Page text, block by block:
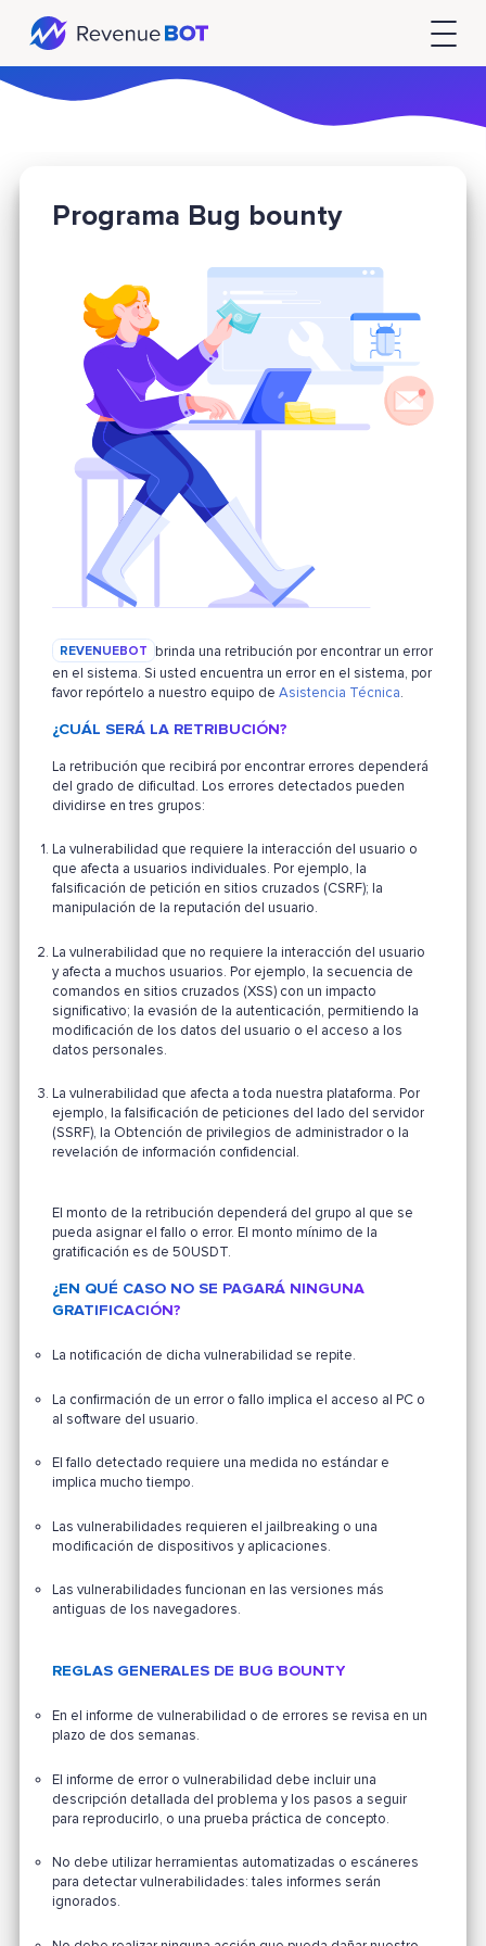
Programa Bug bounty
REVENUEBOT
brinda una retribución por encontrar un error
en el sistema. Si usted encuentra un error en el sistema, por
favor repórtelo a nuestro equipo de Asistencia Técnica.
¿CUÁL SERÁ LA RETRIBUCIÓN?
La retribución que recibirá por encontrar errores dependerá
del grado de dificultad. Los errores detectados pueden
dividirse en tres grupos:
La vulnerabilidad que requiere la interacción del usuario o
que afecta a usuarios individuales. Por ejemplo, la
falsificación de petición en sitios cruzados (CSRF); la
manipulación de la reputación del usuario.
La vulnerabilidad que no requiere la interacción del usuario
y afecta a muchos usuarios. Por ejemplo, la secuencia de
comandos en sitios cruzados (XSS) con un impacto
significativo; la evasión de la autenticación, permitiendo la
modificación de los datos del usuario o el acceso a los
datos personales.
La vulnerabilidad que afecta a toda nuestra plataforma. Por
ejemplo, la falsificación de peticiones del lado del servidor
(SSRF), la Obtención de privilegios de administrador o la
revelación de información confidencial.
El monto de la retribución dependerá del grupo al que se
pueda asignar el fallo o error. El monto mínimo de la
gratificación es de 50USDT.
¿EN QUÉ CASO NO SE PAGARÁ NINGUNA
GRATIFICACIÓN?
La notificación de dicha vulnerabilidad se repite.
La confirmación de un error o fallo implica el acceso al PC o
al software del usuario.
El fallo detectado requiere una medida no estándar e
implica mucho tiempo.
Las vulnerabilidades requieren el jailbreaking o una
modificación de dispositivos y aplicaciones.
Las vulnerabilidades funcionan en las versiones más
antiguas de los navegadores.
REGLAS GENERALES DE BUG BOUNTY
En el informe de vulnerabilidad o de errores se revisa en un
plazo de dos semanas.
El informe de error o vulnerabilidad debe incluir una
descripción detallada del problema y los pasos a seguir
para reproducirlo, o una prueba práctica de concepto.
No debe utilizar herramientas automatizadas o escáneres
para detectar vulnerabilidades: tales informes serán
ignorados.